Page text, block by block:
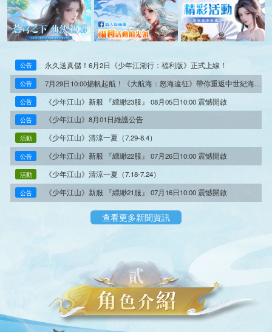
公告 永久送真儲！6月2日《少年江湖行：福利版》正式上線！
公告 7月29日10:00揚帆起航！《大航海：怒海遠征》帶你重返中世紀海洋霸
公告 《少年江山》新服 『縹緲23服』 08月05日10:00 震憾開啟
公告 《少年江山》8月01日維護公告
活動 《少年江山》清涼一夏（7.29-8.4）
公告 《少年江山》新服 『縹緲22服』 07月26日10:00 震憾開啟
活動 《少年江山》清涼一夏（7.18-7.24）
公告 《少年江山》新服 『縹緲21服』 07月16日10:00 震憾開啟
《少年江山》新服 『縹緲20服』 07月09日10:00 震憾開啟